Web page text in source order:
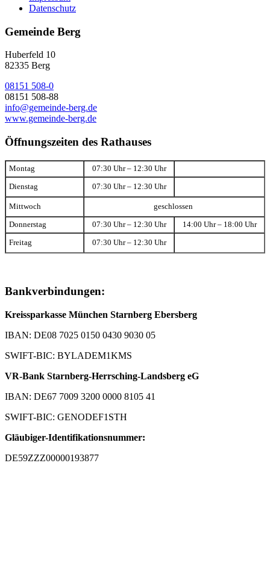
Datenschutz
Gemeinde Berg
Huberfeld 10
82335 Berg
08151 508-0
08151 508-88
info@gemeinde-berg.de
www.gemeinde-berg.de
Öffnungszeiten des Rathauses
Montag 07:30 Uhr – 12:30 Uhr
Dienstag 07:30 Uhr – 12:30 Uhr
Mittwoch geschlossen
Donnerstag 07:30 Uhr – 12:30 Uhr 14:00 Uhr – 18:00 Uhr
Freitag 07:30 Uhr – 12:30 Uhr
Bankverbindungen:
Kreissparkasse München Starnberg Ebersberg
IBAN: DE08 7025 0150 0430 9030 05
SWIFT-BIC: BYLADEM1KMS
VR-Bank Starnberg-Herrsching-Landsberg eG
IBAN: DE67 7009 3200 0000 8105 41
SWIFT-BIC: GENODEF1STH
Gläubiger-Identifikationsnummer:
DE59ZZZ00000193877